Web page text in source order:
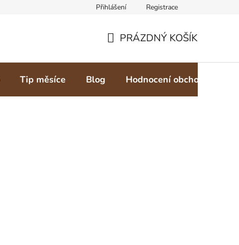
Přihlášení Registrace
KOŠÍK
PRÁZDNÝ KOŠÍK
Tip měsíce Blog Hodnocení obchodu